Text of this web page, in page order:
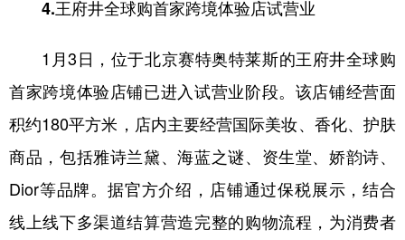
4.王府井全球购首家跨境体验店试营业
1月3日，位于北京赛特奥特莱斯的王府井全球购
首家跨境体验店铺已进入试营业阶段。该店铺经营面
积约180平方米，店内主要经营国际美妆、香化、护肤
商品，包括雅诗兰黛、海蓝之谜、资生堂、娇韵诗、
Dior等品牌。据官方介绍，店铺通过保税展示，结合
线上线下多渠道结算营造完整的购物流程，为消费者